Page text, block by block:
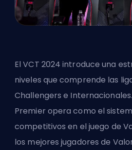
El VCT 2024 introduce una
niveles que comprende las
Challengers e
Premier opera como el
competitivos en el juego de
los mejores jugadores de